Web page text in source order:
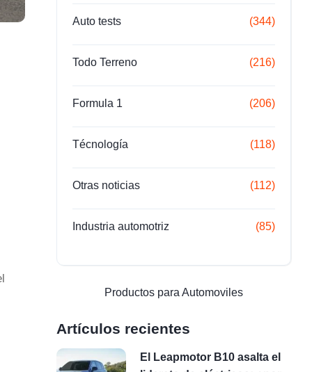
Auto tests (344)
Todo Terreno (216)
Formula 1 (206)
Técnología (118)
Otras noticias (112)
Industria automotriz (85)
Productos para Automoviles
Artículos recientes
El Leapmotor B10 asalta el